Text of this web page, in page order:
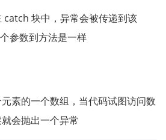
catch 块中，异常会被传递到该
参数到方法是一样
素的一个数组，当代码试图访问数
会抛出一个异常